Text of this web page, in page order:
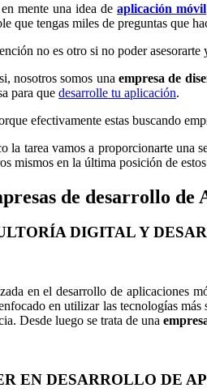
mente una idea deaplicación móvil
que tengas miles de preguntas que
no es otro si no poder
nosotros somos una empresa de
para que desarrolle tu aplicación.
efectivamente estas buscando
la tarea vamos a proporcionarte una
mismos en la última posición de
de desarrollo de
DIGITAL Y
en el desarrollo de aplicaciones
en utilizar las tecnologías
Desde luego se trata de una
EN DESARROLLO DE